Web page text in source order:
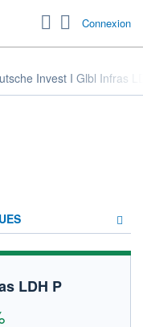
Connexion
Invest I Glbl Infras
LDH P